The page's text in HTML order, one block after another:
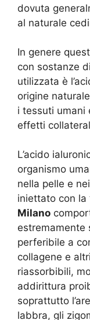
dovuta
al naturale
In genere
con sostanze
utilizzata è
origine
i tessuti umani
effetti
L’acido
organismo
nella pelle e
iniettato con la
Milano
estremamente
perferibile a
collagene e
riassorbibili,
addirittura
soprattutto
labbra, gli